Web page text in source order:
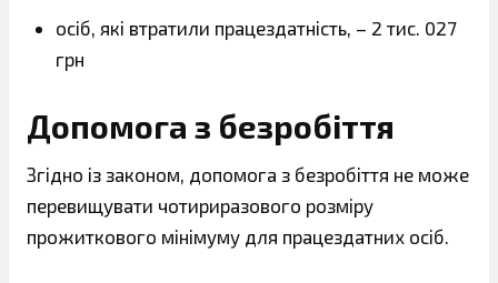
осіб, які втратили працездатність, – 2 тис. 027
грн
Допомога з безробіття
Згідно із законом, допомога з безробіття не може
перевищувати чотириразового розміру
прожиткового мінімуму для працездатних осіб.